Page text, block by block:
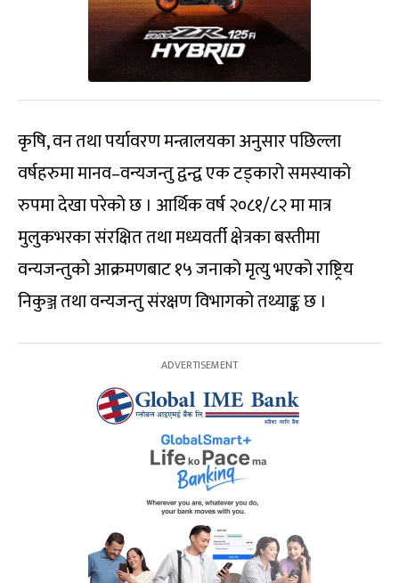
कृषि, वन तथा पर्यावरण मन्त्रालयका अनुसार पछिल्ला
वर्षहरुमा मानव–वन्यजन्तु द्वन्द्व एक टड्कारो समस्याको
रुपमा देखा परेको छ । आर्थिक वर्ष २०८१/८२ मा मात्र
मुलुकभरका संरक्षित तथा मध्यवर्ती क्षेत्रका बस्तीमा
वन्यजन्तुको आक्रमणबाट १५ जनाको मृत्यु भएको राष्ट्रिय
निकुञ्ज तथा वन्यजन्तु संरक्षण विभागको तथ्याङ्क छ ।